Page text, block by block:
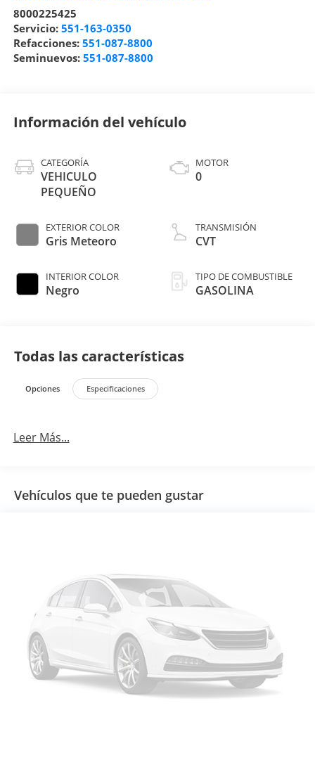
8000225425
Servicio: 551-163-0350
Refacciones: 551-087-8800
Seminuevos: 551-087-8800
Información del vehículo
CATEGORÍA
VEHICULO
PEQUEÑO
EXTERIOR COLOR
Gris Meteoro
INTERIOR COLOR
Negro
MOTOR
0
TRANSMISIÓN
CVT
TIPO DE COMBUSTIBLE
GASOLINA
Todas las características
Opciones Especificaciones
Leer Más...
Vehículos que te pueden gustar